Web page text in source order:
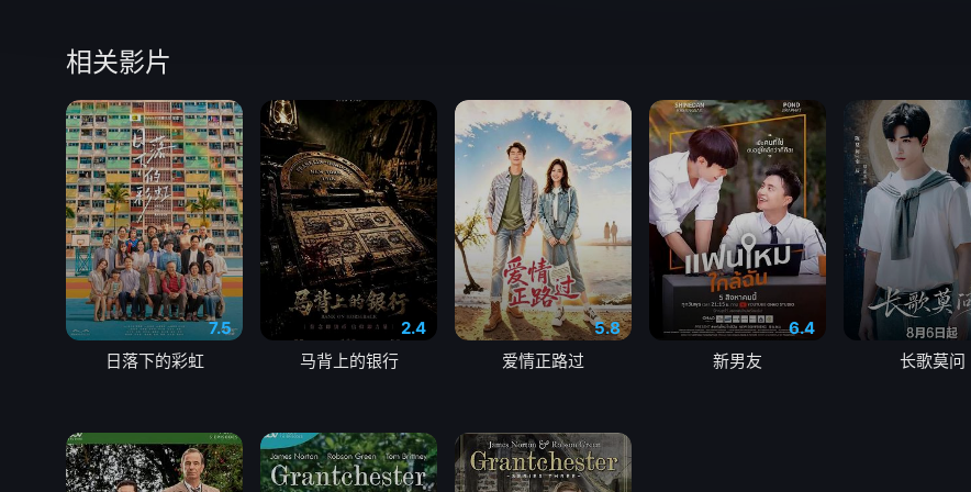
相关影片
7.5
日落下的彩虹
2.4
马背上的银行
5.8
爱情正路过
6.4
新男友
长歌莫问